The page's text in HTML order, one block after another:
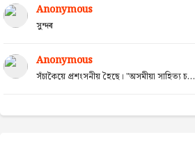
Anonymous
সুন্দৰ
Anonymous
সঁচাকৈয়ে প্ৰশংসনীয় হৈছে। "অসমীয়া সাহিত্য চ...